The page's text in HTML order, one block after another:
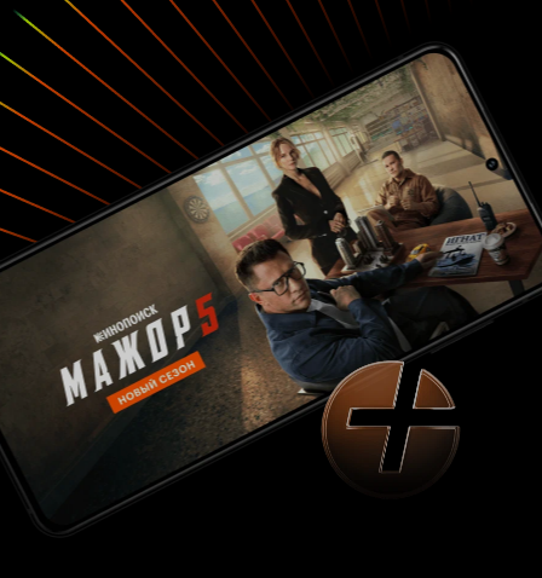
сейчас легко пенять на бревно в чужом глазу,
зная, как разовьется стилистика гангстерского
кино в последующие десятилетия. Для своего
времени фильм очень неплох и свою основную
задачу выполняет: лишить гангстерство хоть
какой-то ауры привлекательности, ведь это
явление еще являлось тогда частью жизни, о
чем свидетельствует предупреждение в
финальных субтитрах.